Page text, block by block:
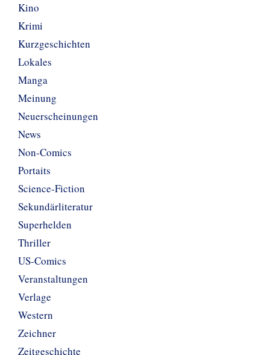
Kino
Krimi
Kurzgeschichten
Lokales
Manga
Meinung
Neuerscheinungen
News
Non-Comics
Portaits
Science-Fiction
Sekundärliteratur
Superhelden
Thriller
US-Comics
Veranstaltungen
Verlage
Western
Zeichner
Zeitgeschichte